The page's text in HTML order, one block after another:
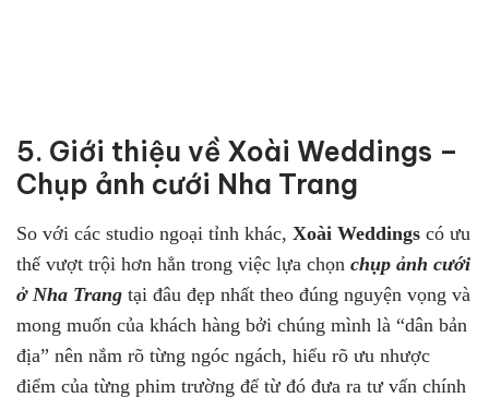
5. Giới thiệu về Xoài Weddings –
Chụp ảnh cưới Nha Trang
So với các studio ngoại tỉnh khác, Xoài Weddings có ưu
thế vượt trội hơn hẳn trong việc lựa chọn chụp ảnh cưới
ở Nha Trang tại đâu đẹp nhất theo đúng nguyện vọng và
mong muốn của khách hàng bởi chúng mình là “dân bản
địa” nên nắm rõ từng ngóc ngách, hiểu rõ ưu nhược
điểm của từng phim trường để từ đó đưa ra tư vấn chính